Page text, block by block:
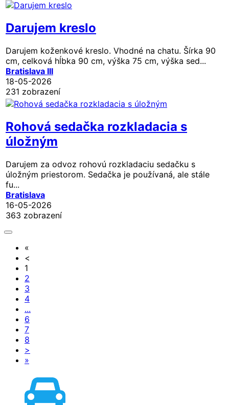
Darujem kreslo
Darujem koženkové kreslo. Vhodné na chatu. Šírka 90
cm, celková hĺbka 90 cm, výška 75 cm, výška sed...
Bratislava III
18-05-2026
231 zobrazení
Rohová sedačka rozkladacia s
úložným
Darujem za odvoz rohovú rozkladaciu sedačku s
úložným priestorom. Sedačka je používaná, ale stále
fu...
Bratislava
16-05-2026
363 zobrazení
«
<
1
2
3
4
...
6
7
8
>
»